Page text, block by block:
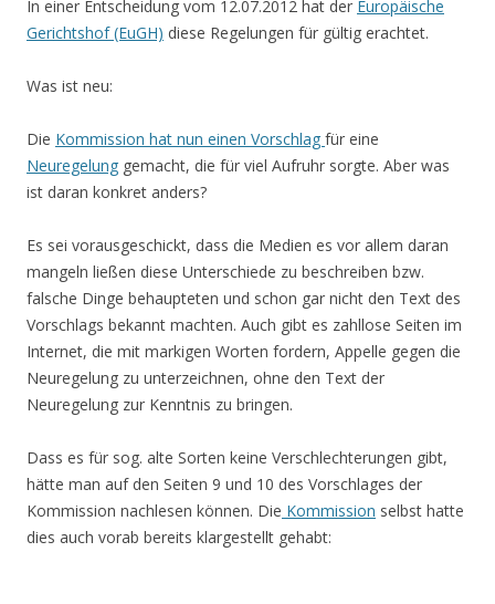
In einer Entscheidung vom 12.07.2012 hat der Europäische
Gerichtshof (EuGH) diese Regelungen für gültig erachtet.
Was ist neu:
Die Kommission hat nun einen Vorschlag für eine
Neuregelung gemacht, die für viel Aufruhr sorgte. Aber was
ist daran konkret anders?
Es sei vorausgeschickt, dass die Medien es vor allem daran
mangeln ließen diese Unterschiede zu beschreiben bzw.
falsche Dinge behaupteten und schon gar nicht den Text des
Vorschlags bekannt machten. Auch gibt es zahllose Seiten im
Internet, die mit markigen Worten fordern, Appelle gegen die
Neuregelung zu unterzeichnen, ohne den Text der
Neuregelung zur Kenntnis zu bringen.
Dass es für sog. alte Sorten keine Verschlechterungen gibt,
hätte man auf den Seiten 9 und 10 des Vorschlages der
Kommission nachlesen können. Die Kommission selbst hatte
dies auch vorab bereits klargestellt gehabt: